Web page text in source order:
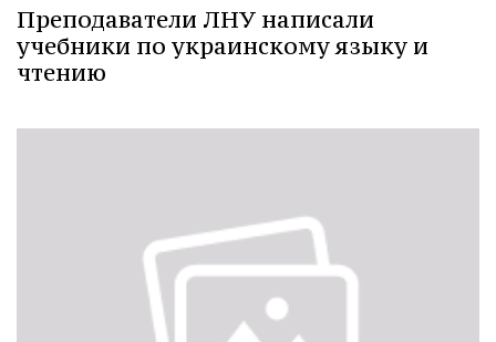
Преподаватели ЛНУ написали
учебники по украинскому языку и
чтению